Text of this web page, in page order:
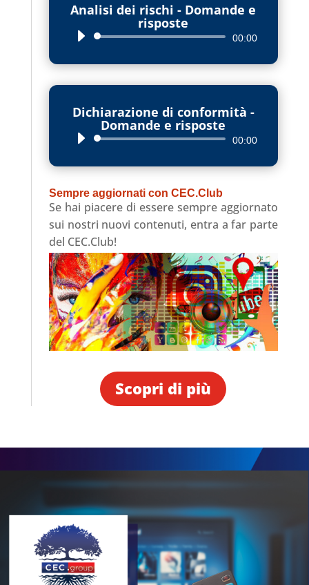
Analisi dei rischi - Domande e
risposte
Audio
00:00
Dichiarazione di conformità -
Domande e risposte
Audio
00:00
Sempre aggiornati con CEC.Club
Se hai piacere di essere sempre aggiornato
sui nostri nuovi contenuti, entra a far parte
del CEC.Club!
Scopri di più